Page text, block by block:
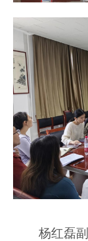
杨红磊